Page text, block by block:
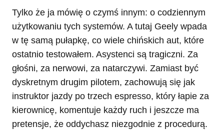
Tylko że ja mówię o czymś innym: o codziennym
użytkowaniu tych systemów. A tutaj Geely wpada
w tę samą pułapkę, co wiele chińskich aut, które
ostatnio testowałem. Asystenci są tragiczni. Za
głośni, za nerwowi, za natarczywi. Zamiast być
dyskretnym drugim pilotem, zachowują się jak
instruktor jazdy po trzech espresso, który łapie za
kierownicę, komentuje każdy ruch i jeszcze ma
pretensje, że oddychasz niezgodnie z procedurą.